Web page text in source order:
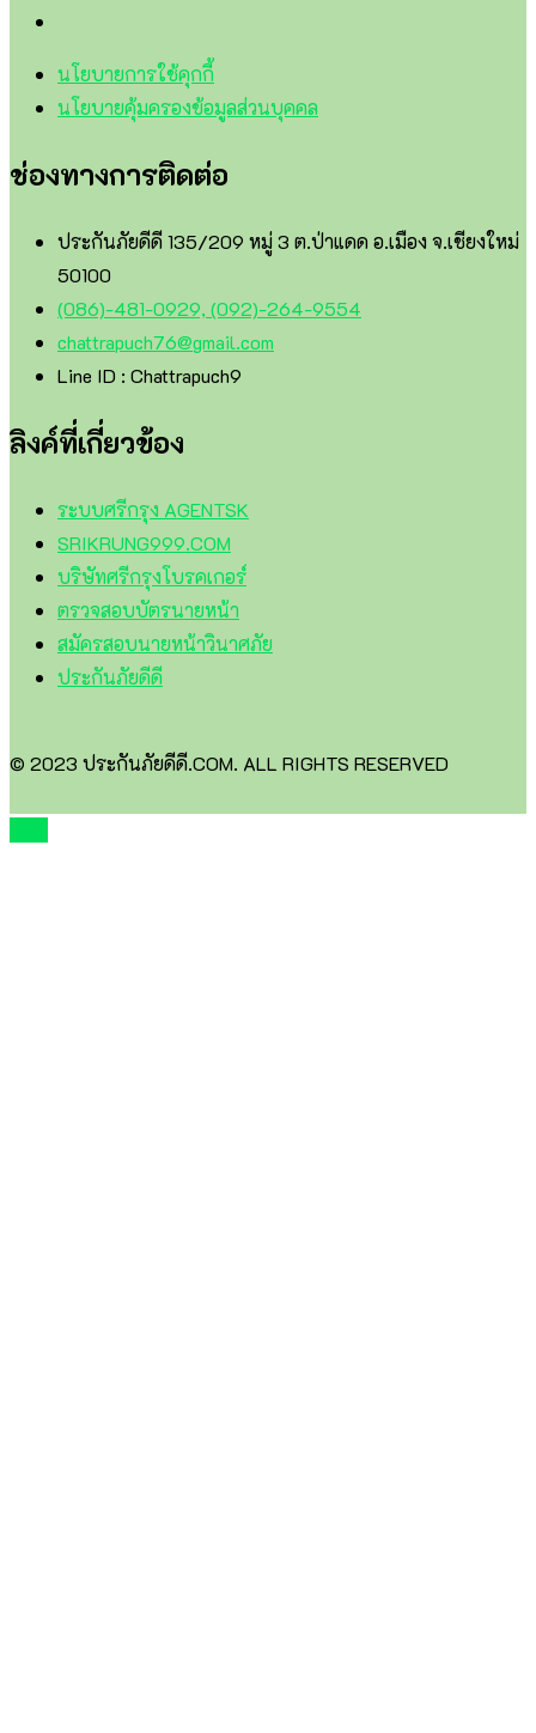
นโยบายการใช้คุกกี้
นโยบายคุ้มครองข้อมูลส่วนบุคคล
ช่องทางการติดต่อ
ประกันภัยดีดี 135/209 หมู่ 3 ต.ป่าแดด อ.เมือง จ.เชียงใหม่
50100
(086)-481-0929, (092)-264-9554
chattrapuch76@gmail.com
Line ID : Chattrapuch9
ลิงค์ที่เกี่ยวข้อง
ระบบศรีกรุง AGENTSK
SRIKRUNG999.COM
บริษัทศรีกรุงโบรคเกอร์
ตรวจสอบบัตรนายหน้า
สมัครสอบนายหน้าวินาศภัย
ประกันภัยดีดี
© 2023 ประกันภัยดีดี.COM. ALL RIGHTS RESERVED